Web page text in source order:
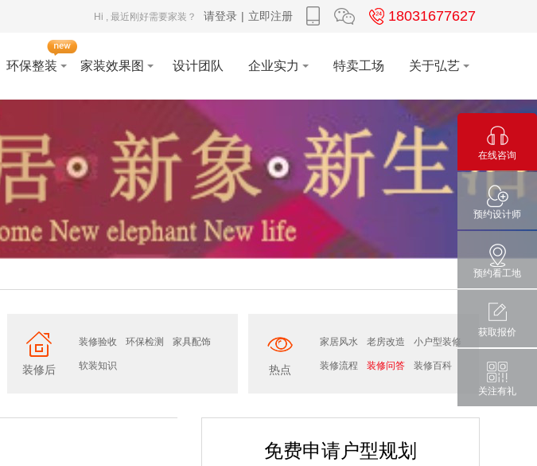
Hi , 最近刚好需要家装？ 请登录 | 立即注册 18031677627
环保整装 家装效果图 设计团队 企业实力 特卖工场 关于弘艺
装修后
装修验收 环保检测 家具配饰
软装知识 热点
家居风水 老房改造 小户型装修
装修流程 装修问答 装修百科
免费申请户型规划
在线咨询
预约设计师
预约看工地
获取报价
关注有礼